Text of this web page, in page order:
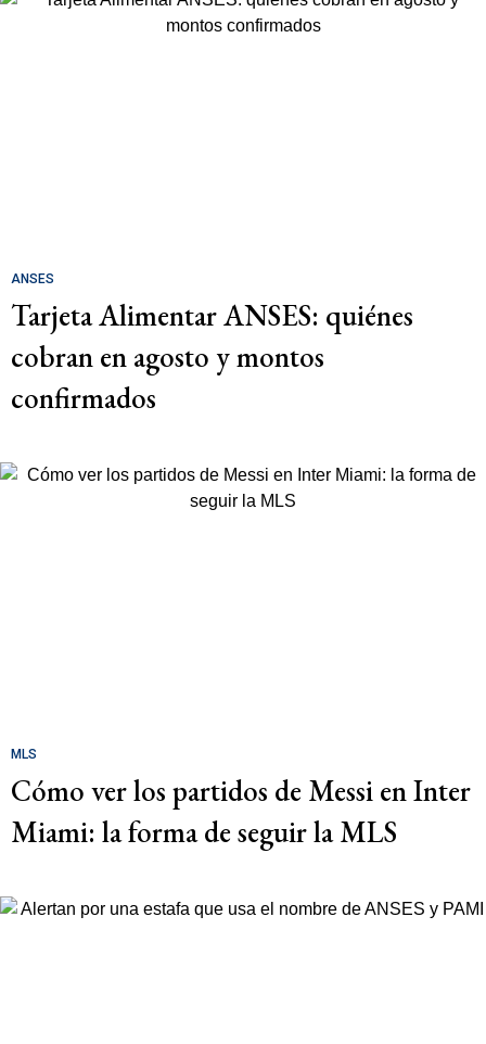
ANSES
Tarjeta Alimentar ANSES: quiénes
cobran en agosto y montos
confirmados
MLS
Cómo ver los partidos de Messi en Inter
Miami: la forma de seguir la MLS